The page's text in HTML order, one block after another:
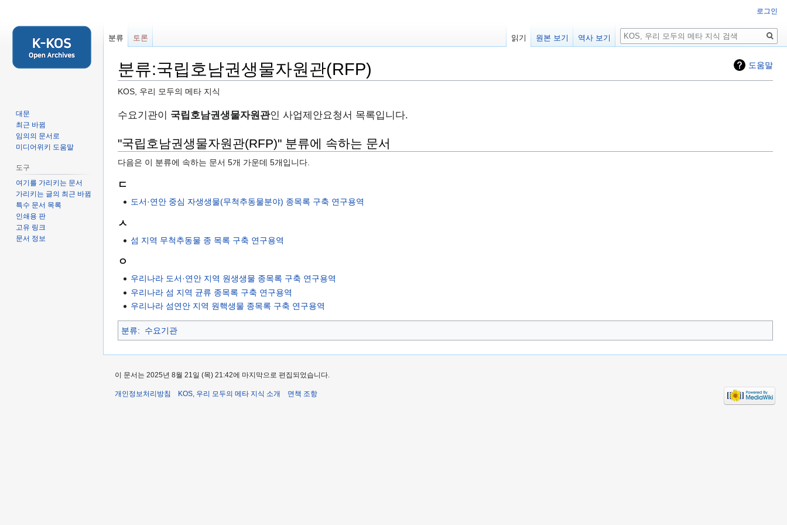
도움말
분류:국립호남권생물자원관(RFP)
KOS, 우리 모두의 메타 지식
둘
보
기
로
검
하
러
가
수요기관이 국립호남권생물자원관인 사업제안요청서 목록입니다.
"국립호남권생물자원관(RFP)" 분류에 속하는 문서
다음은 이 분류에 속하는 문서 5개 가운데 5개입니다.
ㄷ
도서·연안 중심 자생생물(무척추동물분야) 종목록 구축 연구용역
ㅅ
섬 지역 무척추동물 종 목록 구축 연구용역
ㅇ
우리나라 도서·연안 지역 원생생물 종목록 구축 연구용역
우리나라 섬 지역 균류 종목록 구축 연구용역
우리나라 섬연안 지역 원핵생물 종목록 구축 연구용역
분류: 수요기관
로그인
분류 토론 읽기 원본 보기 역사 보기
검
색
대문
최근 바뀜
임의의 문서로
미디어위키 도움말
도구
여기를 가리키는 문서
가리키는 글의 최근 바뀜
특수 문서 목록
인쇄용 판
고유 링크
문서 정보
이 문서는 2025년 8월 21일 (목) 21:42에 마지막으로 편집되었습니다.
개인정보처리방침 KOS, 우리 모두의 메타 지식 소개 면책 조항